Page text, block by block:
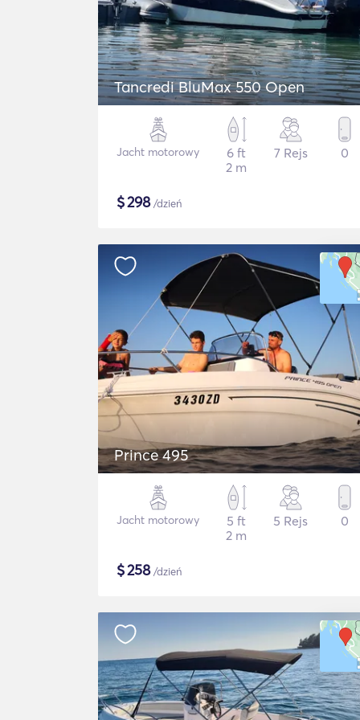
Tancredi BluMax 550 Open
Jacht motorowy
6 ft
2 m
7 Rejs 0
$298/dzień
Prince 495
Jacht motorowy
5 ft
2 m
5 Rejs 0
$258/dzień